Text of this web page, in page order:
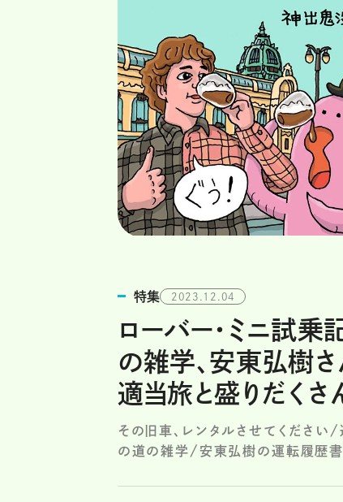
特集 2023.12.04
ローバー・ミニ試
の雑学、安東弘樹
適当旅と盛りだく
その旧車、レンタルさせてください
の道の雑学/安東弘樹の運転履歴